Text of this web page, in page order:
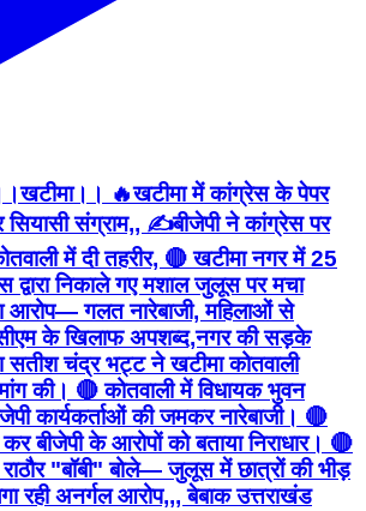
🔥खटीमा में कांग्रेस के पेपर
संग्राम,, ✍️बीजेपी ने कांग्रेस पर
में दी तहरीर, 🔴 खटीमा नगर में 25
द्वारा निकाले गए मशाल जुलूस पर मचा
आरोप— गलत नारेबाजी, महिलाओं से
के खिलाफ अपशब्द,नगर की सड़के
सतीश चंद्र भट्ट ने खटीमा कोतवाली
की। 🔴 कोतवाली में विधायक भुवन
कार्यकर्ताओं की जमकर नारेबाजी। 🔴
बीजेपी के आरोपों को बताया निराधार। 🔴
"बॉबी" बोले— जुलूस में छात्रों की भीड़
रही अनर्गल आरोप,,, बेबाक उत्तराखंड